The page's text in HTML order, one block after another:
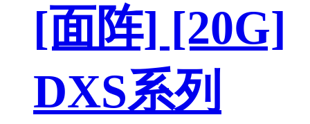
[面阵] [20G]
DXS系列